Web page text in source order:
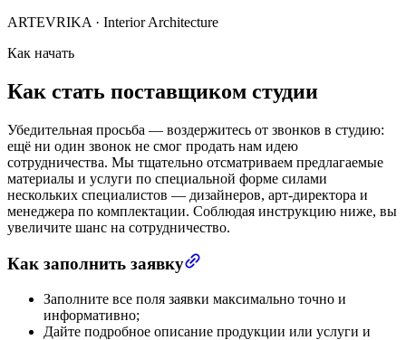
ARTEVRIKA · Interior Architecture
Как начать
Как стать поставщиком студии
Убедительная просьба — воздержитесь от звонков в студию:
ещё ни один звонок не смог продать нам идею
сотрудничества. Мы тщательно отсматриваем предлагаемые
материалы и услуги по специальной форме силами
нескольких специалистов — дизайнеров, арт-директора и
менеджера по комплектации. Соблюдая инструкцию ниже, вы
увеличите шанс на сотрудничество.
Как заполнить заявку
Заполните все поля заявки максимально точно и
информативно;
Дайте подробное описание продукции или услуги и